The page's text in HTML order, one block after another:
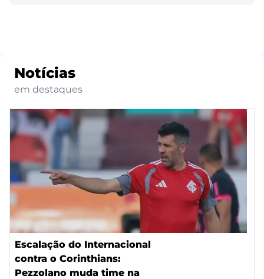
Notícias
em destaques
Escalação do Internacional
contra o Corinthians:
Pezzolano muda time na